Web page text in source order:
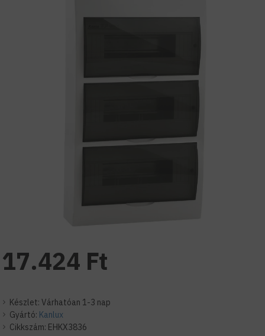
Készlet: Várhatóan 1-3 nap
Gyártó: Kanlux
Cikkszám: EHKX3836
17.424 Ft